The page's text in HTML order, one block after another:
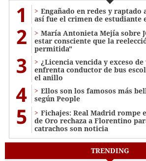
1
Engañado en redes y raptado
así fue el crimen de estudiante
2
María Antonieta Mejía sobre
estar consciente que la
permitida"
3
¿Licencia vencida y exceso
enfrenta conductor de bus
el anillo
4
Ellos son los famosos más
según People
5
Fichajes: Real Madrid rompe
de Oro rechaza a Florentino
catrachos son noticia
TRENDING